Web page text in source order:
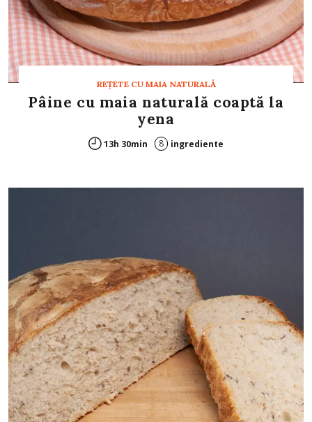
REȚETE CU MAIA NATURALĂ
Pâine cu maia naturală coaptă la
yena
13h 30min 8 ingrediente